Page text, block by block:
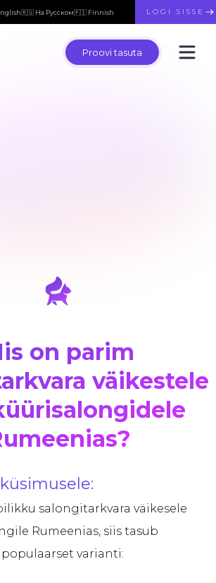
🇷🇺 На Русском🇫🇮 Finnish LOGI SISSE
Proovi tasuta
on parim
väikestele
salongitarkvara väikesele
Rumeenias, siis tasub
varianti: